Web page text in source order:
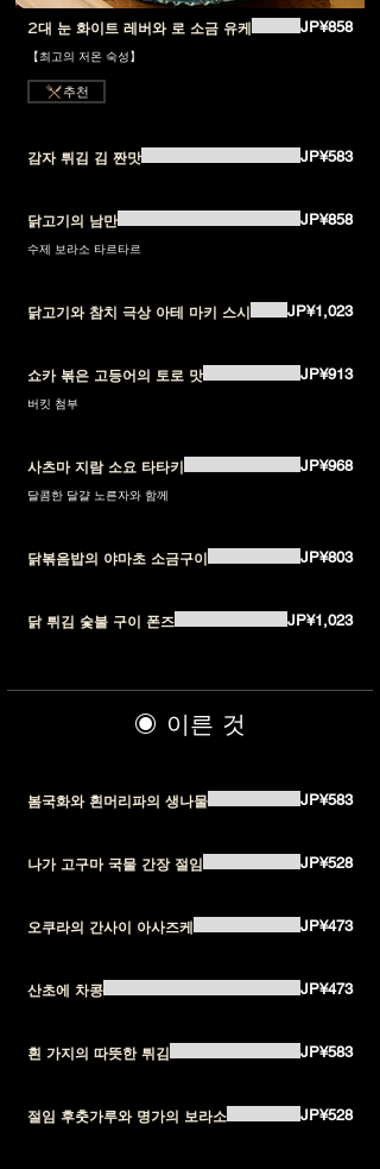
2대 눈 화이트 레버와 로 소금 유케
【최고의 저온 숙성】
JP¥858
추천
감자 튀김 김 짠맛 JP¥583
닭고기의 남만
수제 보라소 타르타르
JP¥858
닭고기와 참치 극상 아테 마키 스시 JP¥1,023
쇼카 볶은 고등어의 토로 맛
버킷 첨부
JP¥913
사츠마 지람 소요 타타키
달콤한 달걀 노른자와 함께
JP¥968
닭볶음밥의 야마초 소금구이 JP¥803
닭 튀김 숯불 구이 폰즈 JP¥1,023
◉ 이른 것
봄국화와 흰머리파의 생나물 JP¥583
나가 고구마 국물 간장 절임 JP¥528
오쿠라의 간사이 아사즈케 JP¥473
산초에 차콩 JP¥473
흰 가지의 따뜻한 튀김 JP¥583
절임 후춧가루와 명가의 보라소 JP¥528